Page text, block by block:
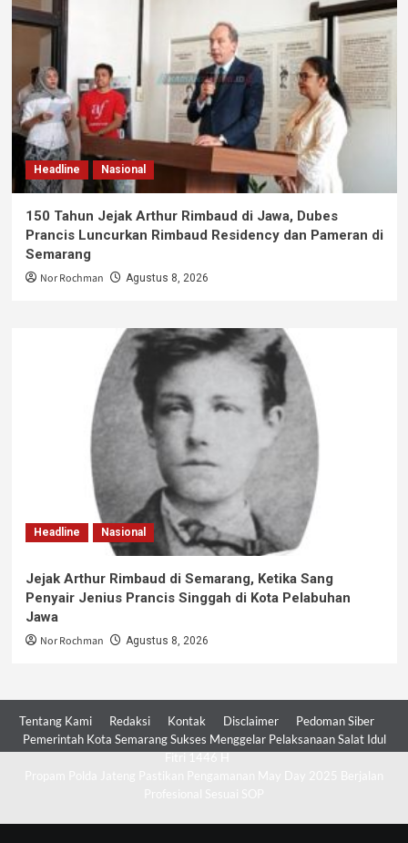
Headline Nasional
150 Tahun Jejak Arthur Rimbaud di Jawa, Dubes
Prancis Luncurkan Rimbaud Residency dan Pameran di
Semarang
Nor Rochman Agustus 8, 2026
Headline Nasional
Jejak Arthur Rimbaud di Semarang, Ketika Sang
Penyair Jenius Prancis Singgah di Kota Pelabuhan
Jawa
Nor Rochman Agustus 8, 2026
Tentang Kami Redaksi Kontak Disclaimer
Pedoman Siber
Pemerintah Kota Semarang Sukses Menggelar Pelaksanaan Salat Idul